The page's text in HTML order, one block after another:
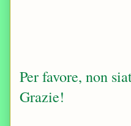
Per favore, non
Grazie!